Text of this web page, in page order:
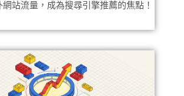
站流量，成為搜尋引擎推薦的焦點！